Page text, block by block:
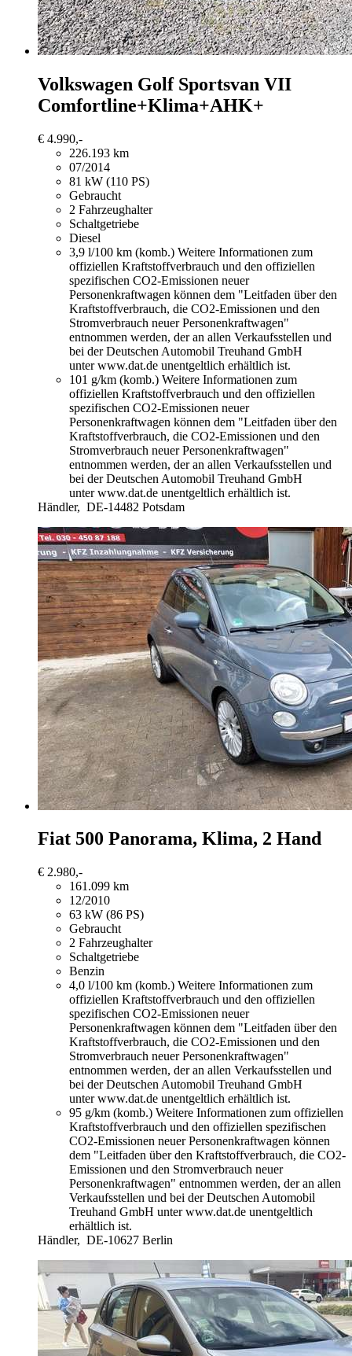
Volkswagen Golf Sportsvan VII
Comfortline+Klima+AHK+
€ 4.990,-
226.193 km
07/2014
81 kW (110 PS)
Gebraucht
2 Fahrzeughalter
Schaltgetriebe
Diesel
3,9 l/100 km (komb.) Weitere Informationen zum
offiziellen Kraftstoffverbrauch und den offiziellen
spezifischen CO2-Emissionen neuer
Personenkraftwagen können dem "Leitfaden über den
Kraftstoffverbrauch, die CO2-Emissionen und den
Stromverbrauch neuer Personenkraftwagen"
entnommen werden, der an allen Verkaufsstellen und
bei der Deutschen Automobil Treuhand GmbH
unter www.dat.de unentgeltlich erhältlich ist.
101 g/km (komb.) Weitere Informationen zum
offiziellen Kraftstoffverbrauch und den offiziellen
spezifischen CO2-Emissionen neuer
Personenkraftwagen können dem "Leitfaden über den
Kraftstoffverbrauch, die CO2-Emissionen und den
Stromverbrauch neuer Personenkraftwagen"
entnommen werden, der an allen Verkaufsstellen und
bei der Deutschen Automobil Treuhand GmbH
unter www.dat.de unentgeltlich erhältlich ist.
Händler, DE-14482 Potsdam
Fiat 500 Panorama, Klima, 2 Hand
€ 2.980,-
161.099 km
12/2010
63 kW (86 PS)
Gebraucht
2 Fahrzeughalter
Schaltgetriebe
Benzin
4,0 l/100 km (komb.) Weitere Informationen zum
offiziellen Kraftstoffverbrauch und den offiziellen
spezifischen CO2-Emissionen neuer
Personenkraftwagen können dem "Leitfaden über den
Kraftstoffverbrauch, die CO2-Emissionen und den
Stromverbrauch neuer Personenkraftwagen"
entnommen werden, der an allen Verkaufsstellen und
bei der Deutschen Automobil Treuhand GmbH
unter www.dat.de unentgeltlich erhältlich ist.
95 g/km (komb.) Weitere Informationen zum offiziellen
Kraftstoffverbrauch und den offiziellen spezifischen
CO2-Emissionen neuer Personenkraftwagen können
dem "Leitfaden über den Kraftstoffverbrauch, die CO2-
Emissionen und den Stromverbrauch neuer
Personenkraftwagen" entnommen werden, der an allen
Verkaufsstellen und bei der Deutschen Automobil
Treuhand GmbH unter www.dat.de unentgeltlich
erhältlich ist.
Händler, DE-10627 Berlin